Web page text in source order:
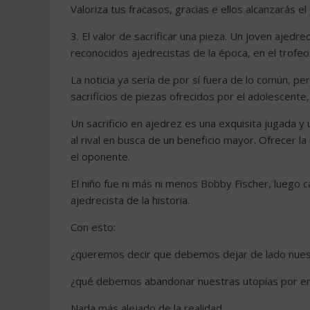
Valoriza tus fracasos, gracias e ellos alcanzarás el
3. El valor de sacrificar una pieza. Un joven
reconocidos ajedrecistas de la época, en el
La noticia ya sería de por sí fuera de lo común,
sacrificios de piezas ofrecidos por el
Un sacrificio en ajedrez es una exquisita jugada
al rival en busca de un beneficio mayor. Ofrecer
el oponente.
El niño fue ni más ni menos Bobby Fischer,
ajedrecista de la historia.
Con esto:
¿queremos decir que debemos dejar de lado
¿qué debemos abandonar nuestras utopías por